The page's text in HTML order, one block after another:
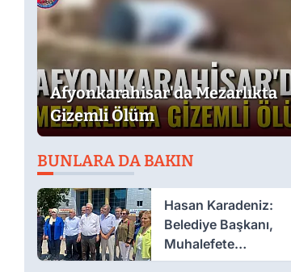
Afyonkarahisar'da Mezarlıkta
Gizemli Ölüm
BUNLARA DA BAKIN
Hasan Karadeniz:
Belediye Başkanı,
Muhalefete
Tahammül Edemiyor